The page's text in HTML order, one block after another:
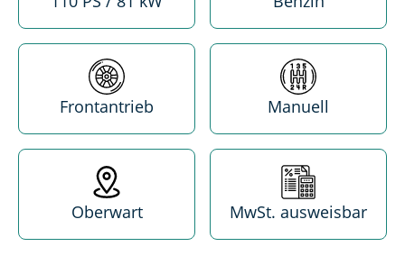
Antrieb
Frontantrieb
Getriebe
Manuell
Standort
Oberwart
MwSt.
MwSt. ausweisbar